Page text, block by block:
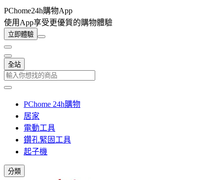
PChome24h購物App
使用App享受更優質的購物體驗
立即體驗
全站
PChome 24h購物
居家
電動工具
鑽孔緊固工具
起子機
分類